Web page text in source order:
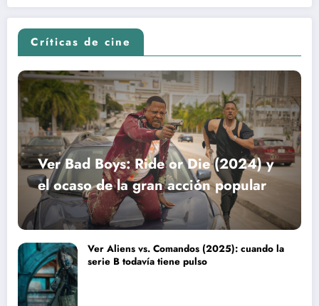
Críticas de cine
Ver Bad Boys: Ride or Die (2024) y
el ocaso de la gran acción popular
Ver Aliens vs. Comandos (2025): cuando la
serie B todavía tiene pulso